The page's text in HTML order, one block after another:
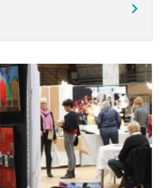
chevron_right